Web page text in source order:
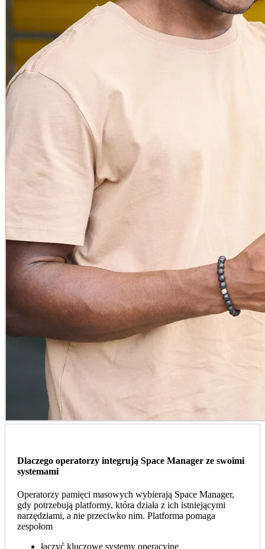
Dlaczego operatorzy integrują Space Manager ze swoimi
systemami
Operatorzy pamięci masowych wybierają Space Manager,
gdy potrzebują platformy, która działa z ich istniejącymi
narzędziami, a nie przeciwko nim. Platforma pomaga
zespołom
łączyć kluczowe systemy operacyjne